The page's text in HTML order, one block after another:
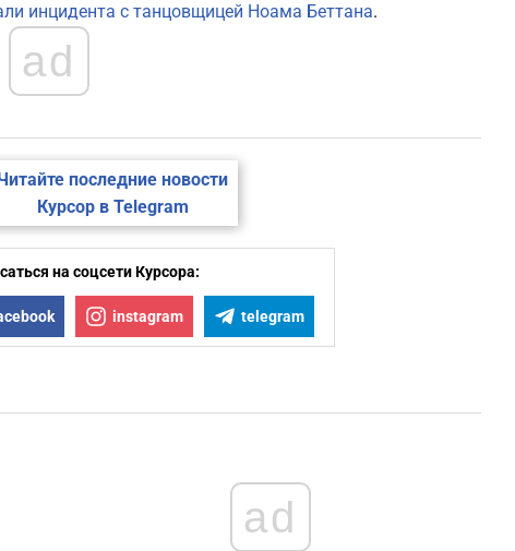
инцидента с танцовщицей Ноама Беттана.
ad
последние новости
Курсор в Telegram
на соцсети Курсора:
instagram telegram
ad